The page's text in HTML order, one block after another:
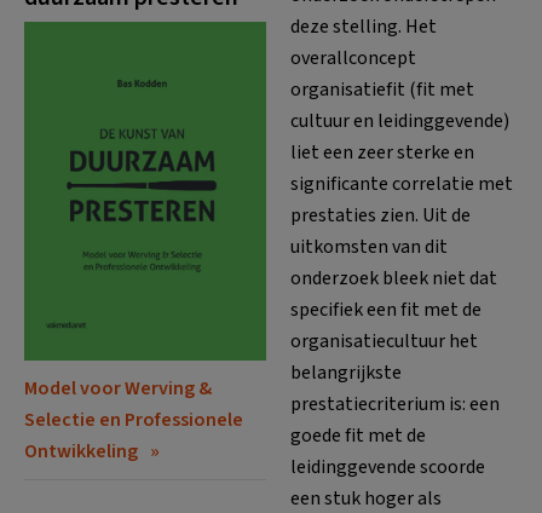
Model voor Werving &
Selectie en Professionele
Ontwikkeling
deze stelling. Het
overallconcept
organisatiefit (fit met
cultuur en leidinggevende)
liet een zeer sterke en
significante correlatie met
prestaties zien. Uit de
uitkomsten van dit
onderzoek bleek niet dat
specifiek een fit met de
organisatiecultuur het
belangrijkste
prestatiecriterium is: een
goede fit met de
leidinggevende scoorde
een stuk hoger als